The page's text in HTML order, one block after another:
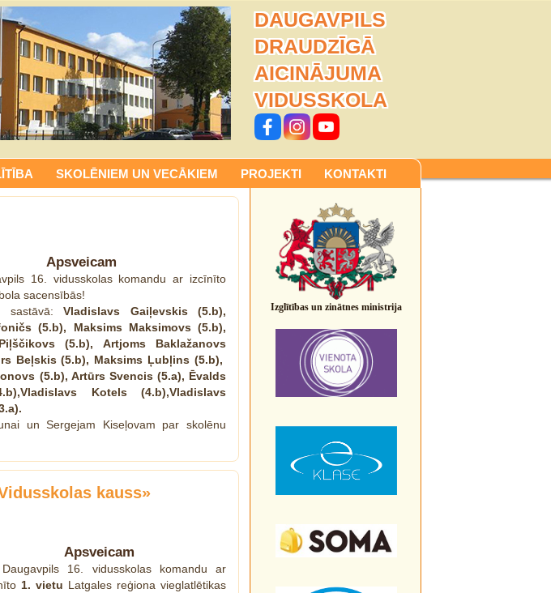
DAUGAVPILS
DRAUDZĪGĀ
AICINĀJUMA
VIDUSSKOLA
SKOLĒNIEM UN VECĀKIEM PROJEKTI KONTAKTI
Apsveicam
16. vidusskolas komandu ar izcīnīto
sacensībās!
sastāvā: Vladislavs Gaiļevskis (5.b),
(5.b), Maksims Maksimovs (5.b),
(5.b), Artjoms Baklažanovs
Beļskis (5.b), Maksims Ļubļins (5.b),
(5.b), Artūrs Svencis (5.a), Ēvalds
Kotels (4.b),Vladislavs
un Sergejam Kiseļovam par skolēnu
kauss»
Apsveicam
Daugavpils 16. vidusskolas komandu ar
1. vietu Latgales reģiona vieglatlētikas
Izglītības un zinātnes ministrija